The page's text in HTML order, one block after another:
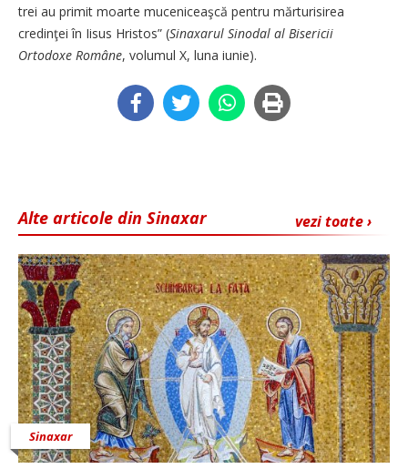
trei au primit moarte muceniceaşcă pentru mărturisirea
credinţei în Iisus Hristos” (Sinaxarul Sinodal al Bisericii
Ortodoxe Române, volumul X, luna iunie).
vezi toate ›
Alte articole din Sinaxar
Sinaxar